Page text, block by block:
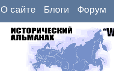
О сайте Блоги Форум